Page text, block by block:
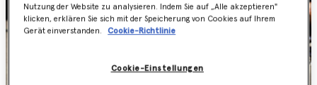
Nutzung der Website zu analysieren. Indem Sie auf „Alle akzeptieren"
klicken, erklären Sie sich mit der Speicherung von Cookies auf Ihrem
Gerät einverstanden.
Cookie-Richtlinie
Cookie-Einstellungen